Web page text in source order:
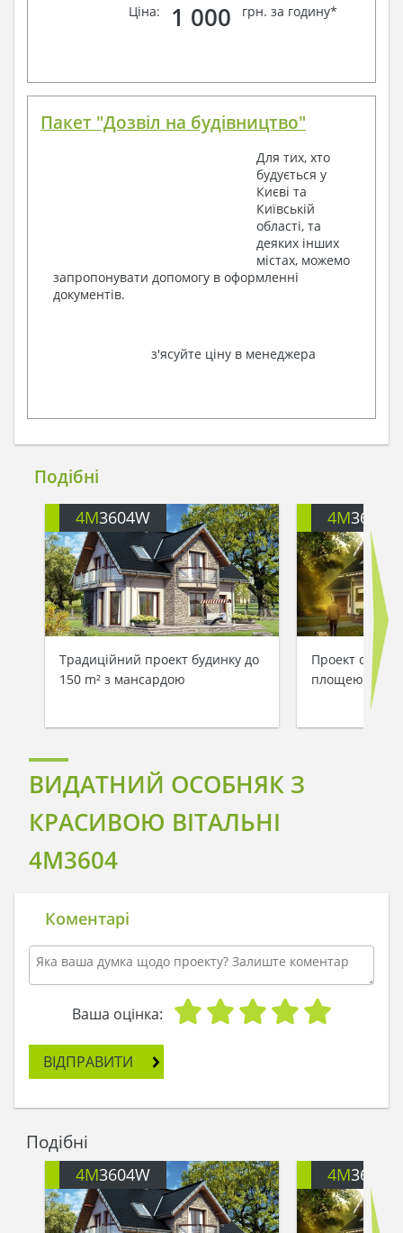
Ціна: 1 000 грн. за годину*
Пакет "Дозвіл на будівництво"
Для тих, хто
будується у
Києві та
Київській
області, та
деяких інших
містах, можемо
запропонувати допомогу в оформленні
документів.
з'ясуйте ціну в менеджера
Подібні
4M3604W
Традиційний проект будинку до
150 m² з мансардою
4M3604M
Проект
площею 190
ВИДАТНИЙ ОСОБНЯК З
КРАСИВОЮ ВІТАЛЬНІ
4M3604
Коментарі
Ваша оцінка:
ВІДПРАВИТИ
Подібні
4M3604W 4M3604M